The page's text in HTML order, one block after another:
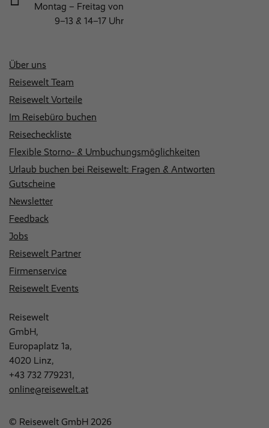
Über uns
Reisewelt Team
Reisewelt Vorteile
Im Reisebüro buchen
Reisecheckliste
Flexible Storno- & Umbuchungsmöglichkeiten
Urlaub buchen bei Reisewelt: Fragen & Antworten
Gutscheine
Newsletter
Feedback
Jobs
Reisewelt Partner
Firmenservice
Reisewelt Events
Montag – Freitag von
9–13 & 14–17 Uhr
Reisewelt
GmbH,
Europaplatz 1a,
4020 Linz,
+43 732 779231,
online@reisewelt.at
© Reisewelt GmbH 2026